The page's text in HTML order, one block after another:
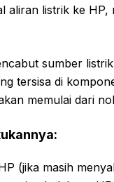
aliran listrik ke HP,
sumber
tersisa di
memulai dari
(jika masih